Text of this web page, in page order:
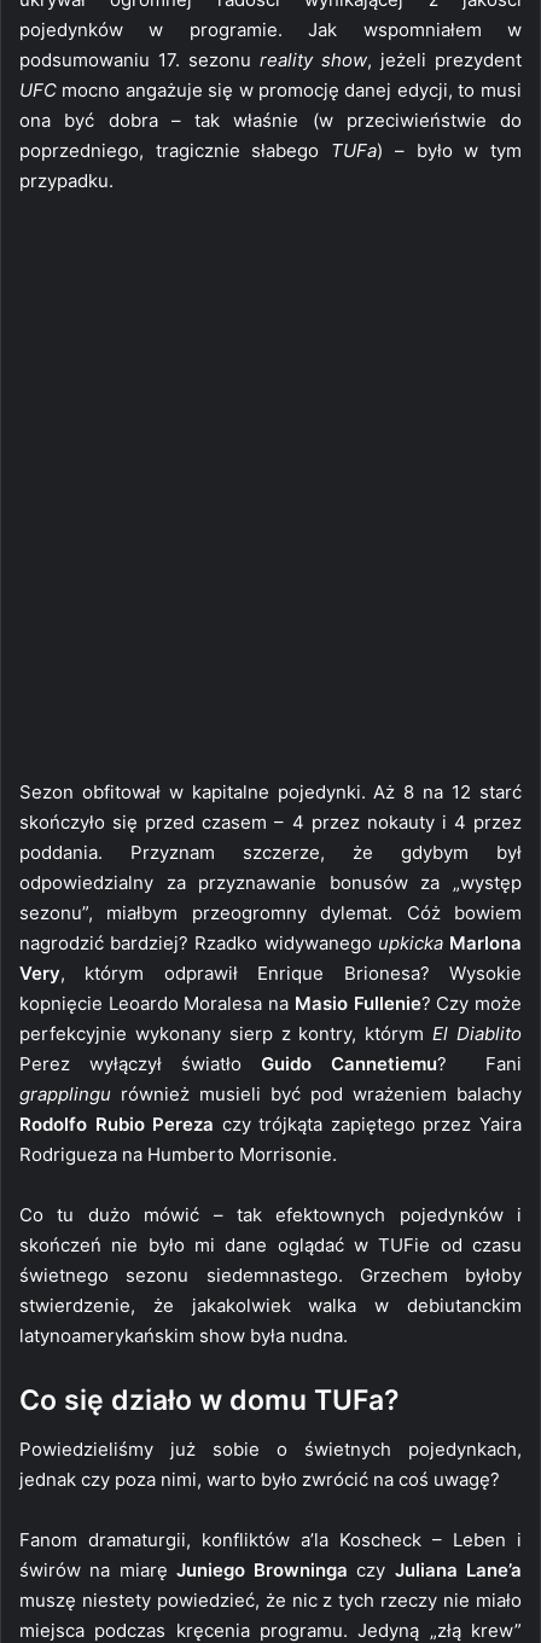
pojedynków w programie. Jak wspomniałem w
podsumowaniu 17. sezonu reality show, jeżeli prezydent
UFC mocno angażuje się w promocję danej edycji, to musi
ona być dobra – tak właśnie (w przeciwieństwie do
poprzedniego, tragicznie słabego TUFa) – było w tym
przypadku.
Sezon obfitował w kapitalne pojedynki. Aż 8 na 12 starć
skończyło się przed czasem – 4 przez nokauty i 4 przez
poddania. Przyznam szczerze, że gdybym był
odpowiedzialny za przyznawanie bonusów za „występ
sezonu”, miałbym przeogromny dylemat. Cóż bowiem
nagrodzić bardziej? Rzadko widywanego upkicka Marlona
Very, którym odprawił Enrique Brionesa? Wysokie
kopnięcie Leoardo Moralesa na Masio Fullenie? Czy może
perfekcyjnie wykonany sierp z kontry, którymEl Diablito
Perez wyłączył światło Guido Cannetiemu? Fani
grapplingu również musieli być pod wrażeniem balachy
Rodolfo Rubio Pereza czy trójkąta zapiętego przez Yaira
Rodrigueza na Humberto Morrisonie.
Co tu dużo mówić – tak efektownych pojedynków i
skończeń nie było mi dane oglądać w TUFie od czasu
świetnego sezonu siedemnastego. Grzechem byłoby
stwierdzenie, że jakakolwiek walka w debiutanckim
latynoamerykańskim show była nudna.
Co się działo w domu TUFa?
Powiedzieliśmy już sobie o świetnych pojedynkach,
jednak czy poza nimi, warto było zwrócić na coś uwagę?
Fanom dramaturgii, konfliktów a’la Koscheck – Leben i
świrów na miarę Juniego Browningaczy Juliana Lane’a
muszę niestety powiedzieć, że nic z tych rzeczy nie miało
miejsca podczas kręcenia programu. Jedyną „złą krew”